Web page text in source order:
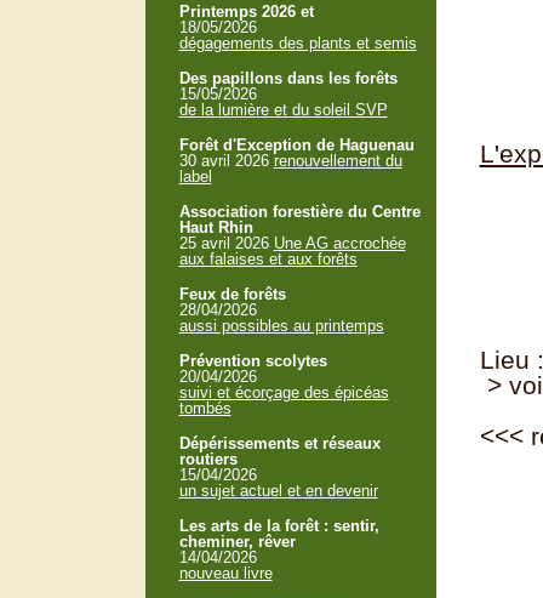
Lieu
>
<<<
Printemps 2026 et
18/05/2026
dégagements des plants et semis
Des papillons dans les forêts
15/05/2026
de la lumière et du soleil SVP
Forêt d'Exception de Haguenau
30 avril 2026 renouvellement du
label
Association forestière du Centre
Haut Rhin
25 avril 2026 Une AG accrochée
aux falaises et aux forêts
Feux de forêts
28/04/2026
aussi possibles au printemps
Prévention scolytes
20/04/2026
suivi et écorçage des épicéas
tombés
Dépérissements et réseaux
routiers
15/04/2026
un sujet actuel et en devenir
Les arts de la forêt : sentir,
cheminer, rêver
14/04/2026
nouveau livre